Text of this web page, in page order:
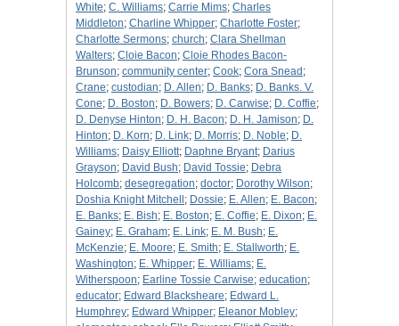
White; C. Williams; Carrie Mims; Charles
Middleton; Charline Whipper; Charlotte Foster;
Charlotte Sermons; church; Clara Shellman
Walters; Cloie Bacon; Cloie Rhodes Bacon-
Brunson; community center; Cook; Cora Snead ;
Crane; custodian; D. Allen; D. Banks; D. Banks. V.
Cone; D. Boston; D. Bowers; D. Carwise; D. Coffie;
D. Denyse Hinton; D. H. Bacon; D. H. Jamison; D.
Hinton; D. Korn; D. Link; D. Morris; D. Noble; D.
Williams; Daisy Elliott; Daphne Bryant; Darius
Grayson; David Bush; David Tossie; Debra
Holcomb; desegregation; doctor; Dorothy Wilson;
Doshia Knight Mitchell ; Dossie; E. Allen; E. Bacon;
E. Banks; E. Bish; E. Boston; E. Coffie; E. Dixon; E.
Gainey; E. Graham; E. Link; E. M. Bush; E.
McKenzie; E. Moore; E. Smith; E. Stallworth; E.
Washington; E. Whipper; E. Williams; E.
Witherspoon; Earline Tossie Carwise; education;
educator; Edward Blacksheare; Edward L.
Humphrey; Edward Whipper; Eleanor Mobley;